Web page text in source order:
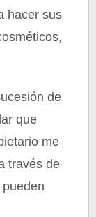
hacer sus
de
que
me
través de